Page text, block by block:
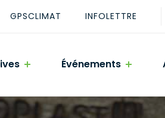
GPSCLIMAT INFOLETTRE
Événements